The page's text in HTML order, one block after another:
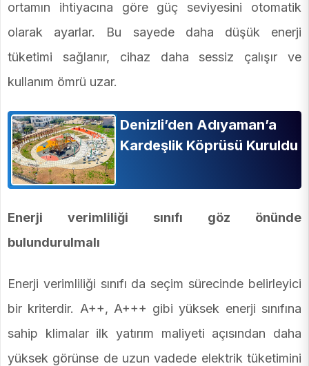
ortamın ihtiyacına göre güç seviyesini otomatik
olarak ayarlar. Bu sayede daha düşük enerji
tüketimi sağlanır, cihaz daha sessiz çalışır ve
kullanım ömrü uzar.
Denizli’den Adıyaman’a
Kardeşlik Köprüsü Kuruldu
Enerji verimliliği sınıfı göz önünde
bulundurulmalı
Enerji verimliliği sınıfı da seçim sürecinde belirleyici
bir kriterdir. A++, A+++ gibi yüksek enerji sınıfına
sahip klimalar ilk yatırım maliyeti açısından daha
yüksek görünse de uzun vadede elektrik tüketimini